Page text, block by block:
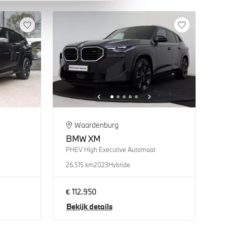
Waardenburg
BMW XM
PHEV High Executive Automaat
26.515 km2023Hybride
€ 112.950
Bekijk details